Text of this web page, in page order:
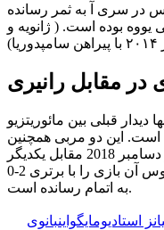
در سری آ به ثمر رسانده
یووه بوده است. ( ژانویه و
در مقابل رانیری
تنها دیدار قبلی بین مائوریتزیو
است. این دو مربی همچنین
در دربی لندن بین چلسی و فولام در دسامبر 2018 مقابل یکدیگر
قرار گرفته اند که سرمربی فعلی یوونتوس آن بازی را با برتری 2-0
به اتمام رسانده است.
استادیومایگواینبانوی